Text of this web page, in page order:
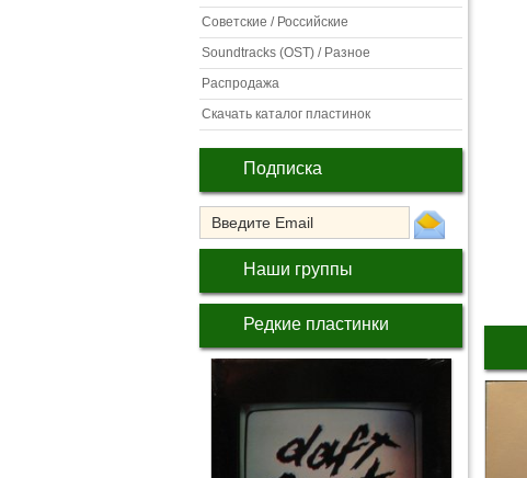
Советские / Российские
Soundtracks (OST) / Разное
Распродажа
Скачать каталог пластинок
Подписка
Наши группы
Редкие пластинки